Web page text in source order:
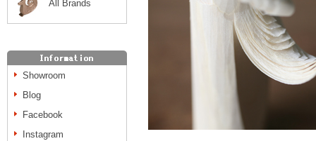
All Brands
Showroom
Blog
Facebook
Instagram